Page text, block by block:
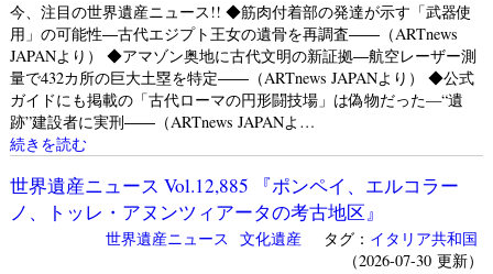
今、注目の世界遺産ニュース!! ◆筋肉付着部の発達が示す「武器使
用」の可能性―古代エジプト王女の遺骨を再調査――（ARTnews
JAPANより） ◆アマゾン奥地に古代文明の新証拠―航空レーザー測
量で432カ所の巨大土塁を特定――（ARTnews JAPANより） ◆公式
ガイドにも掲載の「古代ローマの円形闘技場」は偽物だった—“遺
跡”建設者に実刑――（ARTnews JAPANよ…
続きを読む
世界遺産ニュース Vol.12,885 『ポンペイ、エルコラー
ノ、トッレ・アヌンツィアータの考古地区』
世界遺産ニュース 文化遺産タグ： イタリア共和国
（2026-07-30 更新）